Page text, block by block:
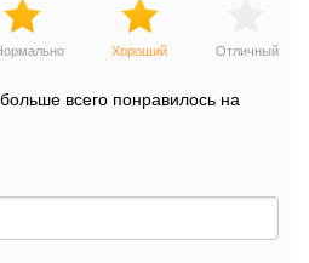
Хороший Отличный
всего понравилось на